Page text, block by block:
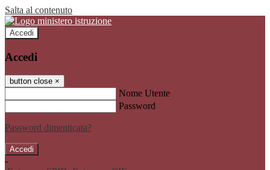
Salta al contenuto
Accedi
Accedi
button close ×
Nome Utente
Password
Password dimenticata?
-